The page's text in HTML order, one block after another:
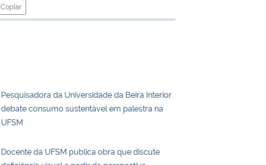
Copiar
para área de transferência
Pesquisadora da Universidade da Beira Interior
debate consumo sustentável em palestra na
UFSM
Docente da UFSM publica obra que discute